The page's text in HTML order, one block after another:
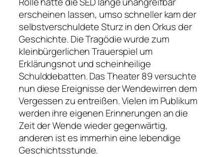
erscheinen lassen, umso schneller kam der
selbstverschuldete Sturz in den Orkus der
Geschichte. Die Tragödie wurde zum
kleinbürgerlichen Trauerspiel um
Erklärungsnot und scheinheilige
Schulddebatten. Das Theater 89 versuchte
nun diese Ereignisse der Wendewirren dem
Vergessen zu entreißen. Vielen im Publikum
werden ihre eigenen Erinnerungen an die
Zeit der Wende wieder gegenwärtig,
anderen ist es immerhin eine lebendige
Geschichtsstunde.